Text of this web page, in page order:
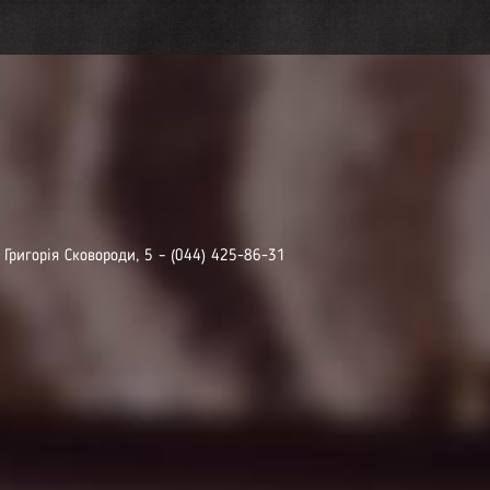
Григорія Сковороди, 5 – (044) 425-86-31